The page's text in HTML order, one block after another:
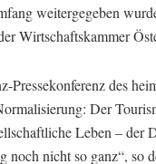
weitergegeben
Wirtschaftskammer
des
Der
Leben – der
nicht so ganz“, so